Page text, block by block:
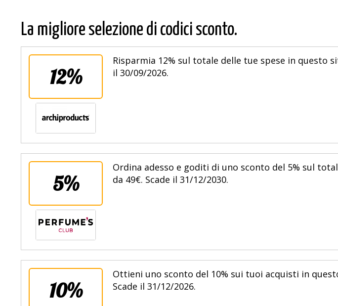
La migliore selezione di codici sconto.
12%
Risparmia 12% sul totale delle tue spese in questo
il 30/09/2026.
5%
Ordina adesso e goditi di uno sconto del 5% sul
da 49€. Scade il 31/12/2030.
10%
Ottieni uno sconto del 10% sui tuoi acquisti in
Scade il 31/12/2026.